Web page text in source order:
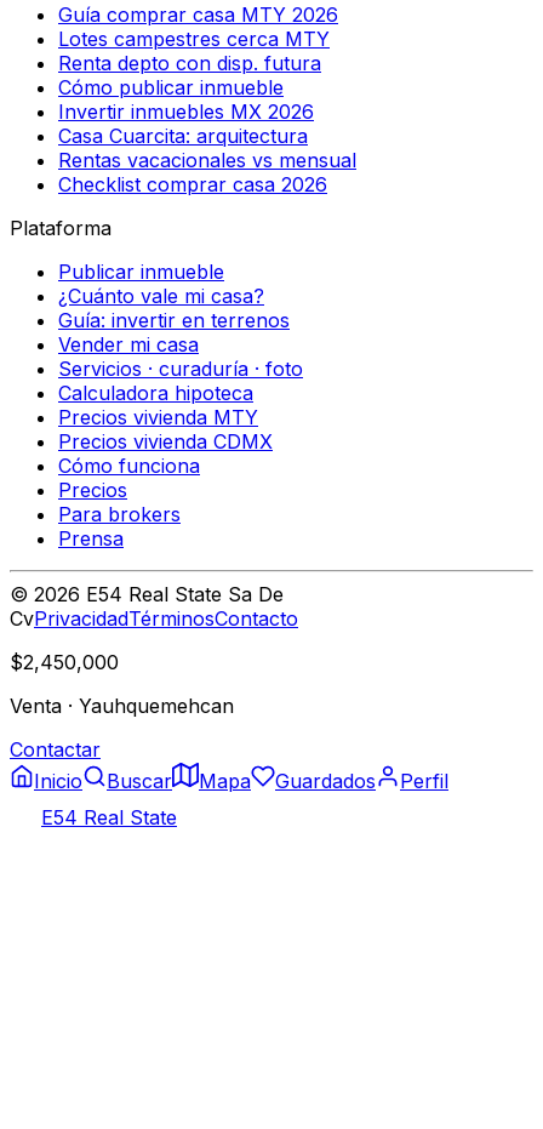
Guía comprar casa MTY 2026
Lotes campestres cerca MTY
Renta depto con disp. futura
Cómo publicar inmueble
Invertir inmuebles MX 2026
Casa Cuarcita: arquitectura
Rentas vacacionales vs mensual
Checklist comprar casa 2026
Plataforma
Publicar inmueble
¿Cuánto vale mi casa?
Guía: invertir en terrenos
Vender mi casa
Servicios · curaduría · foto
Calculadora hipoteca
Precios vivienda MTY
Precios vivienda CDMX
Cómo funciona
Precios
Para brokers
Prensa
© 2026 E54 Real State Sa De
CvPrivacidadTérminosContacto
$2,450,000
Venta · Yauhquemehcan
Contactar
Inicio
Buscar Mapa Guardados
Perfil
E54 Real State